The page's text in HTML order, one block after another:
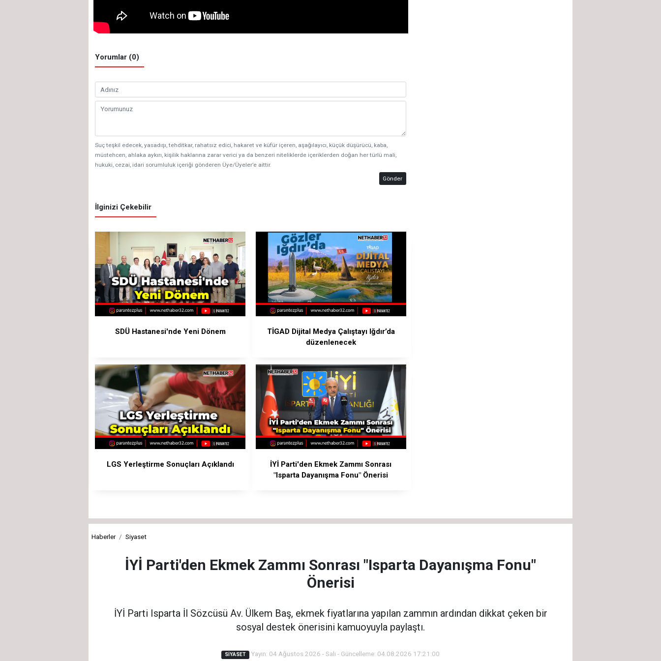
Yorumlar (0)
Suç teşkil edecek, yasadışı, tehditkar, rahatsız edici, hakaret ve küfür içeren, aşağılayıcı, küçük düşürücü, kaba,
müstehcen, ahlaka aykırı, kişilik haklarına zarar verici ya da benzeri niteliklerde içeriklerden doğan her türlü mali,
hukuki, cezai, idari sorumluluk içeriği gönderen Üye/Üyeler’e aittir.
Gönder
İlginizi Çekebilir
SDÜ Hastanesi'nde Yeni Dönem
TİGAD Dijital Medya Çalıştayı Iğdır’da
düzenlenecek
LGS Yerleştirme Sonuçları Açıklandı
İYİ Parti'den Ekmek Zammı Sonrası
"Isparta Dayanışma Fonu" Önerisi
Haberler Siyaset
İYİ Parti'den Ekmek Zammı Sonrası "Isparta Dayanışma Fonu"
Önerisi
İYİ Parti Isparta İl Sözcüsü Av. Ülkem Baş, ekmek fiyatlarına yapılan zammın ardından dikkat çeken bir
sosyal destek önerisini kamuoyuyla paylaştı.
SIYASET Yayın: 04 Ağustos 2026 - Salı - Güncelleme: 04.08.2026 17:21:00